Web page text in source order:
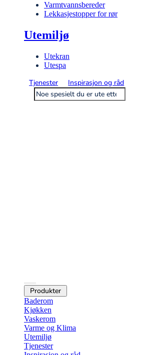
Varmtvannsbereder
Lekkasjestopper for rør
Utemiljø
Utekran
Utespa
Tjenester Inspirasjon og råd
Produkter
Baderom
Kjøkken
Vaskerom
Varme og Klima
Utemiljø
Tjenester